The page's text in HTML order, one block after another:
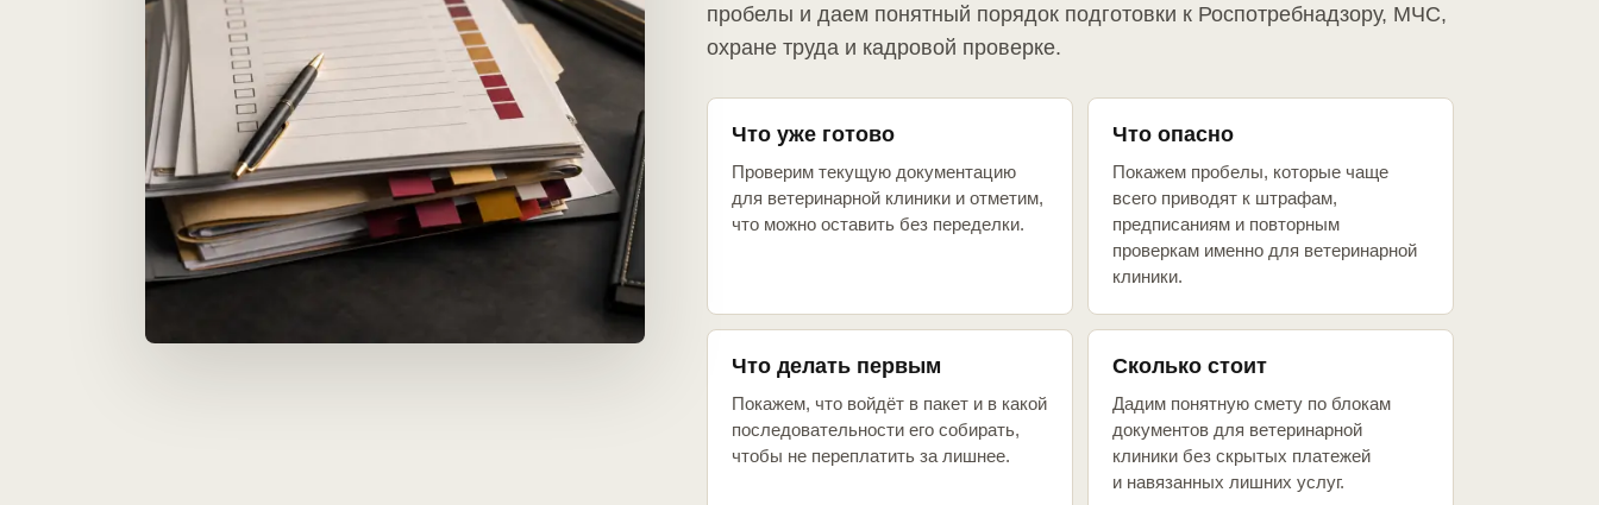
пробелы и даем понятный порядок подготовки к Роспотребнадзору, МЧС,
охране труда и кадровой проверке.
Что уже готово
Проверим текущую документацию
для ветеринарной клиники и отметим,
что можно оставить без переделки.
Что опасно
Покажем пробелы, которые чаще
всего приводят к штрафам,
предписаниям и повторным
проверкам именно для ветеринарной
клиники.
Что делать первым
Покажем, что войдёт в пакет и в какой
последовательности его собирать,
чтобы не переплатить за лишнее.
Сколько стоит
Дадим понятную смету по блокам
документов для ветеринарной
клиники без скрытых платежей
и навязанных лишних услуг.